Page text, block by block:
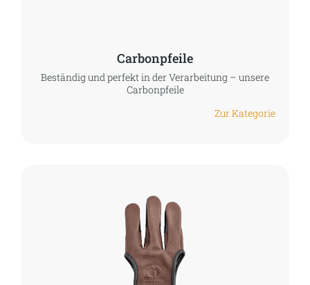
Carbonpfeile
Beständig und perfekt in der Verarbeitung – unsere
Carbonpfeile
Zur Kategorie